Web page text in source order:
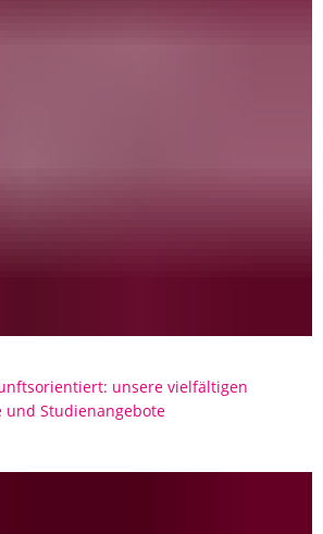
unsere vielfältigen
Studienangebote